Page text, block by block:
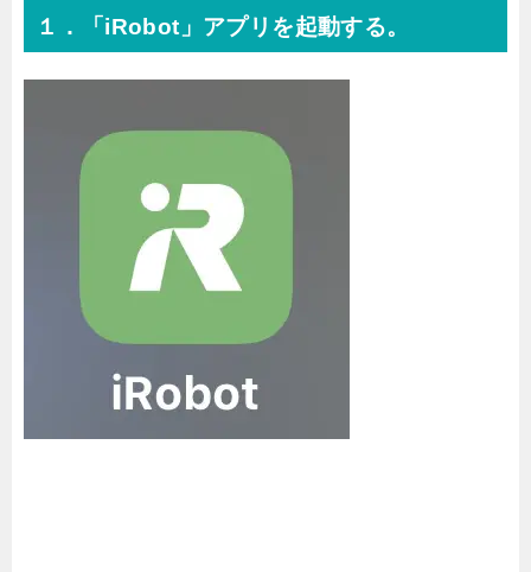
１．「iRobot」アプリを起動する。